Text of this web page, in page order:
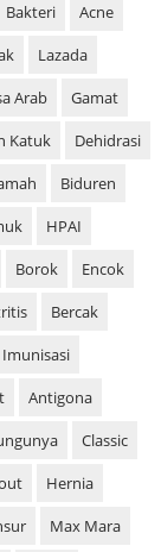
Bakteri
Acne
Lazada
Arab
Gamat
Katuk
Dehidrasi
Biduren
HPAI
Borok
Encok
Bercak
Imunisasi
Antigona
Classic
Hernia
Max Mara